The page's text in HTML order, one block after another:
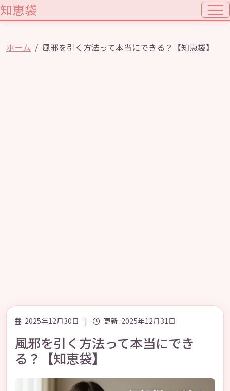
知恵袋
ホーム 風邪を引く方法って本当にできる？【知恵袋】
2025年12月30日 | 更新: 2025年12月31日
風邪を引く方法って本当にでき
る？【知恵袋】